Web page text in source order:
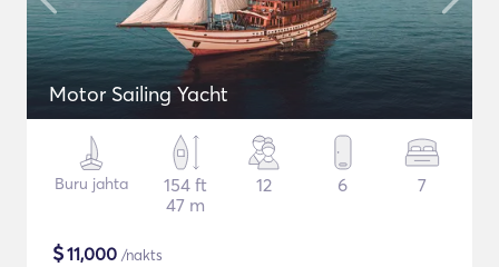
Motor Sailing Yacht
Buru jahta
154 ft
47 m
12 6 7
$11,000 /nakts